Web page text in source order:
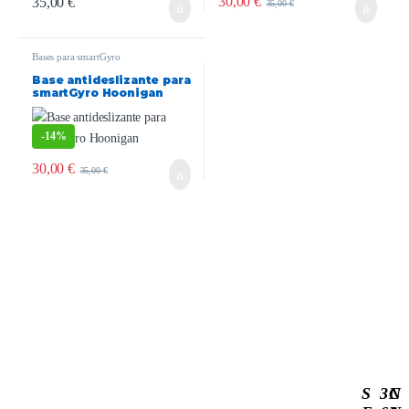
35,00€
Bases para smartGyro
Base antideslizante para
smartGyro Hoonigan
-14%
30,00€ 35,00€
3
S
C
N